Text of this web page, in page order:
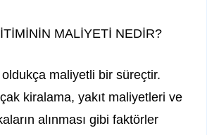
MALİYETİ NEDİR?
maliyetli bir süreçtir.
kiralama, yakıt maliyetleri ve
alınması gibi faktörler